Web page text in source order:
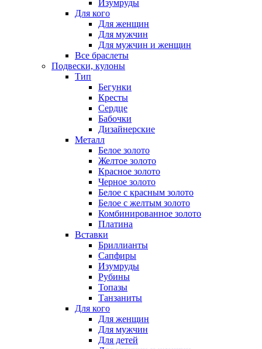
Изумруды
Для кого
Для женщин
Для мужчин
Для мужчин и женщин
Все браслеты
Подвески, кулоны
Тип
Бегунки
Кресты
Сердце
Бабочки
Дизайнерские
Металл
Белое золото
Желтое золото
Красное золото
Черное золото
Белое с красным золото
Белое с желтым золото
Комбинированное золото
Платина
Вставки
Бриллианты
Сапфиры
Изумруды
Рубины
Топазы
Танзаниты
Для кого
Для женщин
Для мужчин
Для детей